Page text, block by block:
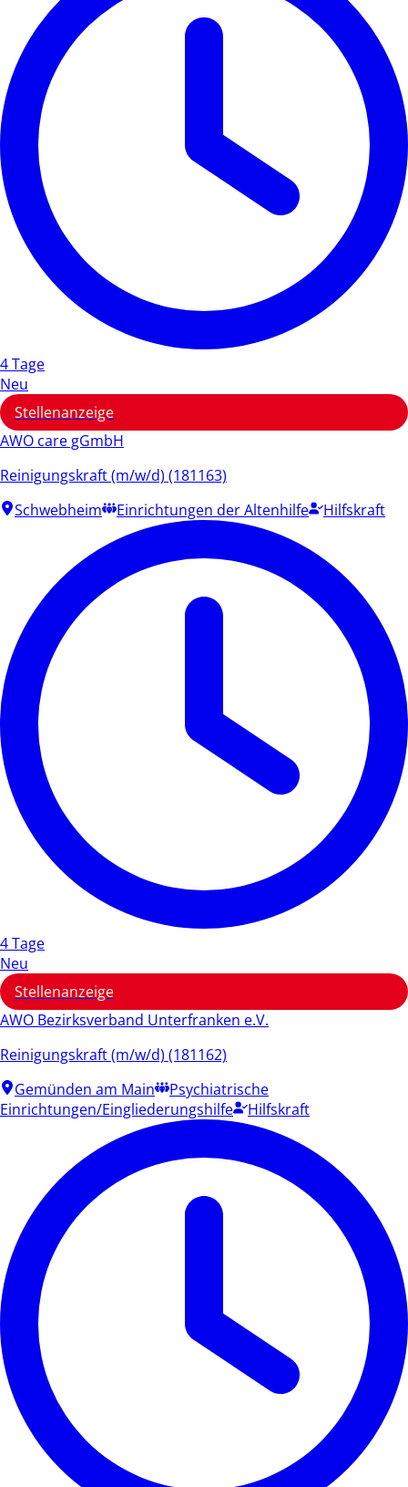
4 Tage
Neu
Stellenanzeige
AWO care gGmbH
Reinigungskraft (m/w/d) (181163)
Schwebheim
Einrichtungen der Altenhilfe Hilfskraft
4 Tage
Neu
Stellenanzeige
AWO Bezirksverband Unterfranken e.V.
Reinigungskraft (m/w/d) (181162)
Gemünden am Main
Psychiatrische
Einrichtungen/Eingliederungshilfe
Hilfskraft